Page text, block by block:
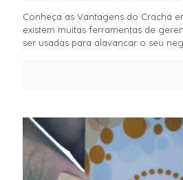
Conheça as Vantagens do Crachá
existem muitas ferramentas de
ser usadas para alavancar o seu